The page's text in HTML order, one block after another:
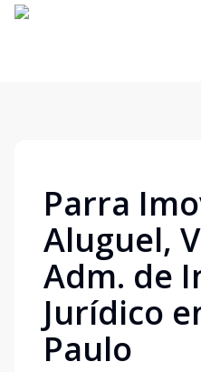
Parra
Aluguel,
Adm. de
Jurídico
Paulo